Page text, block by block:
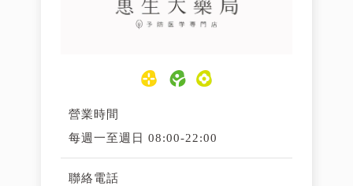
營業時間
每週一至週日 08:00-22:00
聯絡電話